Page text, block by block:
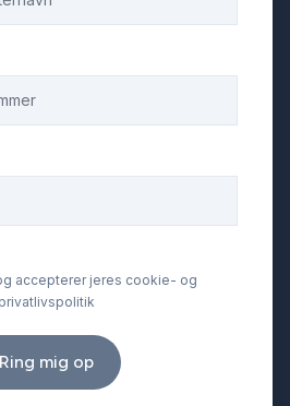
accepterer jeres cookie- og
privatlivspolitik
Ring mig op